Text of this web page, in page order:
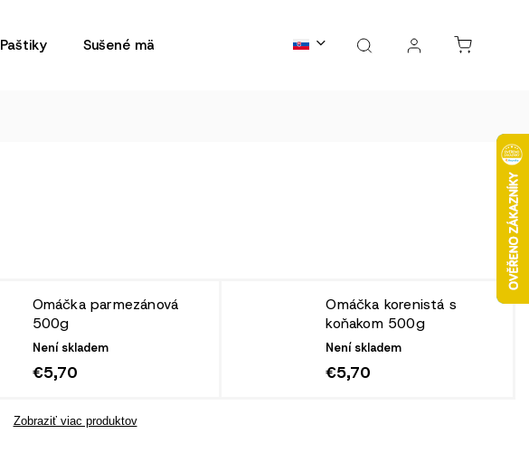
Paštiky Sušené mäso B2B spolupráce FAQs
Omáčka parmezánová
500g
Není skladem
€5,70
Omáčka korenistá s
koňakom 500g
Není skladem
€5,70
Zobraziť viac produktov